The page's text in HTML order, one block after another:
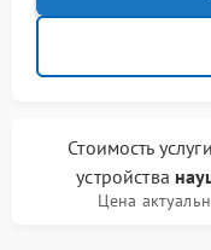
Стоимость услуги
устройства
Цена